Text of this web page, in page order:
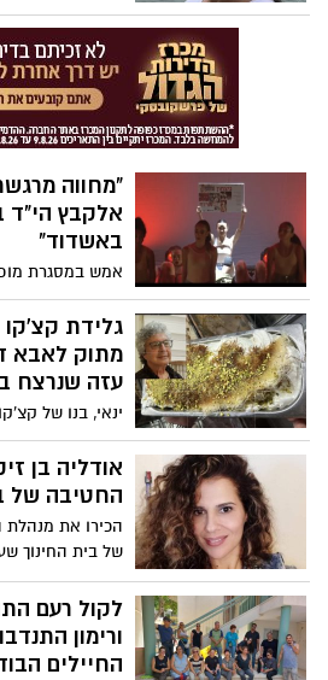
"מירה הייתה
שטהל, מורה
בשבעה
הספר מספרים
והמנהל לחינוך
הנוער, בגעגוע
"מחווה
אלקבץ הי"ד
באשדוד"
אמש במסגרת
של להקת
והרקדנים
אלקבץ ז"ל,
בכפר עזה.
שהייתה רקדנית
גלידת קצ'קו
מתוק לאבא
עזה שנרצח ב7 באוקטובר
ינאי, בנו של
ב-7
שיזם לזכרו
אודליה בן
החטיבה של
הכירו את
של בית החינוך
אפללו חברת
לקול רעם
ורימון
החיילים